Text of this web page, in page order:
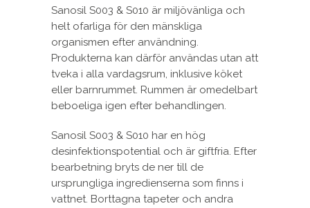
Sanosil S003 & S010 är miljövänliga och
helt ofarliga för den mänskliga
organismen efter användning.
Produkterna kan därför användas utan att
tveka i alla vardagsrum, inklusive köket
eller barnrummet. Rummen är omedelbart
beboeliga igen efter behandlingen.
Sanosil S003 & S010 har en hög
desinfektionspotential och är giftfria. Efter
bearbetning bryts de ner till de
ursprungliga ingredienserna som finns i
vattnet. Borttagna tapeter och andra